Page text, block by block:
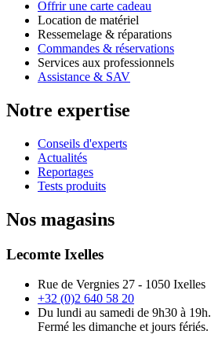
Offrir une carte cadeau
Location de matériel
Ressemelage & réparations
Commandes & réservations
Services aux professionnels
Assistance & SAV
Notre expertise
Conseils d'experts
Actualités
Reportages
Tests produits
Nos magasins
Lecomte Ixelles
Rue de Vergnies 27 - 1050 Ixelles
+32 (0)2 640 58 20
Du lundi au samedi de 9h30 à 19h.
Fermé les dimanche et jours fériés.